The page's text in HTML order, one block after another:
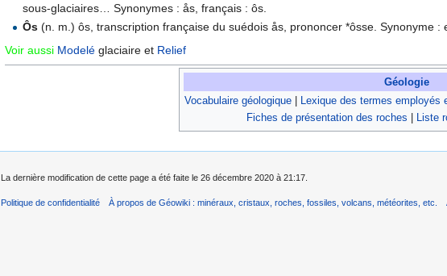
sous-glaciaires… Synonymes : ås, français : ôs.
Ôs (n. m.) ôs, transcription française du suédois ås, prononcer *ôsse. Synonyme :
Voir aussi Modelé glaciaire et Relief
Géologie
Vocabulaire géologique
Lexique des termes employés
Fiches de présentation des roches
Liste
La dernière modification de cette page a été faite le 26 décembre 2020 à 21:17.
Politique de confidentialité À propos de Géowiki : minéraux, cristaux, roches, fossiles, volcans, météorites, etc.